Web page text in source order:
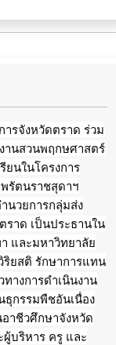
รจังหวัดตราด ร่วม
านสวนพฤกษศาสตร์
ยนในโครงการ
รัตนราชสุดาฯ
นวยการกลุ่มส่ง
ราด เป็นประธานใน
และมหาวิทยาลัย
ยสติ รักษาการแทน
างการดำเนินงาน
ธุกรรมพืชอันเนื่อง
าชีวศึกษาจังหวัด
บริหาร ครู และ